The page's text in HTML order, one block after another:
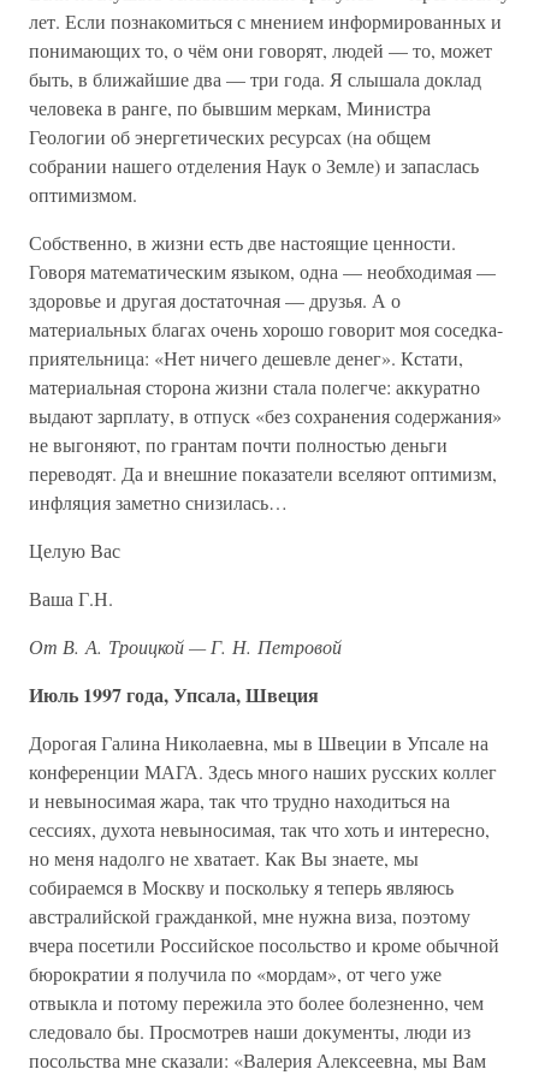
лет. Если познакомиться с мнением информированных и
понимающих то, о чём они говорят, людей — то, может
быть, в ближайшие два — три года. Я слышала доклад
человека в ранге, по бывшим меркам, Министра
Геологии об энергетических ресурсах (на общем
собрании нашего отделения Наук о Земле) и запаслась
оптимизмом.
Собственно, в жизни есть две настоящие ценности.
Говоря математическим языком, одна — необходимая —
здоровье и другая достаточная — друзья. А о
материальных благах очень хорошо говорит моя соседка-
приятельница: «Нет ничего дешевле денег». Кстати,
материальная сторона жизни стала полегче: аккуратно
выдают зарплату, в отпуск «без сохранения содержания»
не выгоняют, по грантам почти полностью деньги
переводят. Да и внешние показатели вселяют оптимизм,
инфляция заметно снизилась…
Целую Вас
Ваша Г.Н.
От В. А. Троицкой — Г. Н. Петровой
Июль 1997 года, Упсала, Швеция
Дорогая Галина Николаевна, мы в Швеции в Упсале на
конференции МАГА. Здесь много наших русских коллег
и невыносимая жара, так что трудно находиться на
сессиях, духота невыносимая, так что хоть и интересно,
но меня надолго не хватает. Как Вы знаете, мы
собираемся в Москву и поскольку я теперь являюсь
австралийской гражданкой, мне нужна виза, поэтому
вчера посетили Российское посольство и кроме обычной
бюрократии я получила по «мордам», от чего уже
отвыкла и потому пережила это более болезненно, чем
следовало бы. Просмотрев наши документы, люди из
посольства мне сказали: «Валерия Алексеевна, мы Вам